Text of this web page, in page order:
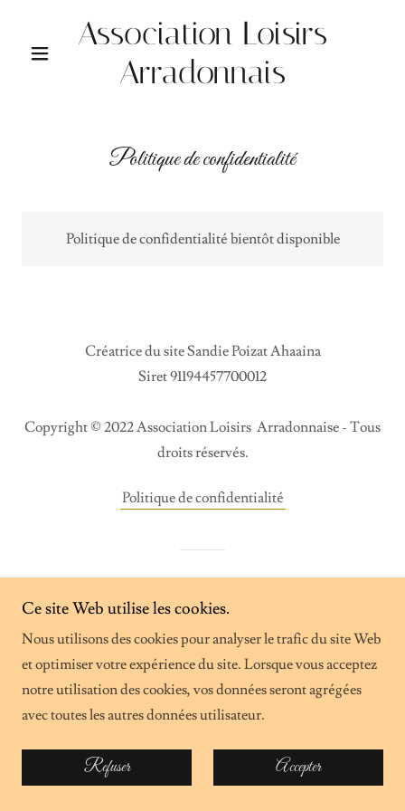
Association Loisirs
Arradonnais
Politique de confidentialité
Politique de confidentialité bientôt disponible
Créatrice du site Sandie Poizat Ahaaina
Siret 91194457700012
Copyright © 2022 Association Loisirs Arradonnaise - Tous
droits réservés.
Politique de confidentialité
Ce site Web utilise les cookies.
Nous utilisons des cookies pour analyser le trafic du site Web
et optimiser votre expérience du site. Lorsque vous acceptez
notre utilisation des cookies, vos données seront agrégées
avec toutes les autres données utilisateur.
Refuser Accepter